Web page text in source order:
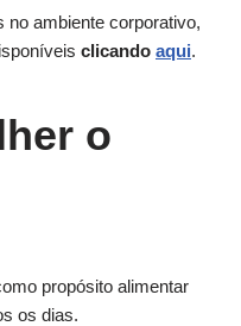
no ambiente corporativo,
clicando aqui.
o
propósito alimentar
os dias.